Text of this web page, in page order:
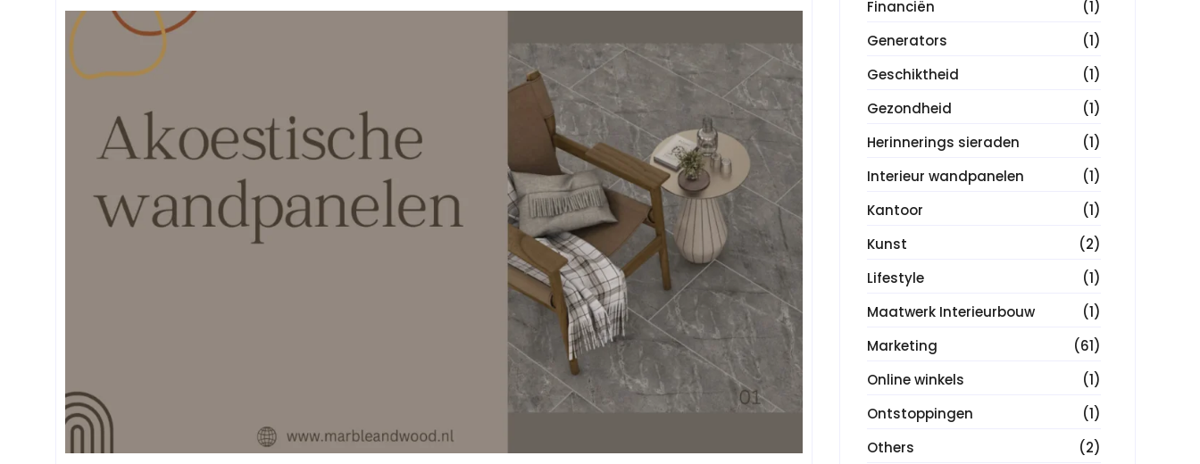
Financiën
(1)
Generators
(1)
Geschiktheid
(1)
Gezondheid
(1)
Herinnerings sieraden
(1)
Interieur wandpanelen
(1)
Kantoor
(1)
Kunst
(2)
Lifestyle
(1)
Maatwerk Interieurbouw
(1)
Marketing
(61)
Online winkels
(1)
Ontstoppingen
(1)
Others
(2)